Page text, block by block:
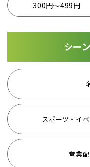
300円〜499円
シー
スポーツ・イ
営業